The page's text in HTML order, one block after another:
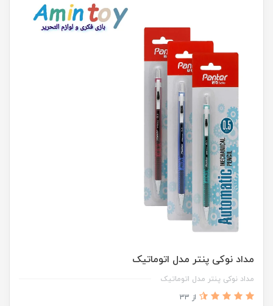
مداد نوکی پنتر مدل اتوماتیک
مداد نوکی پنتر مدل اتوماتیک
از 33